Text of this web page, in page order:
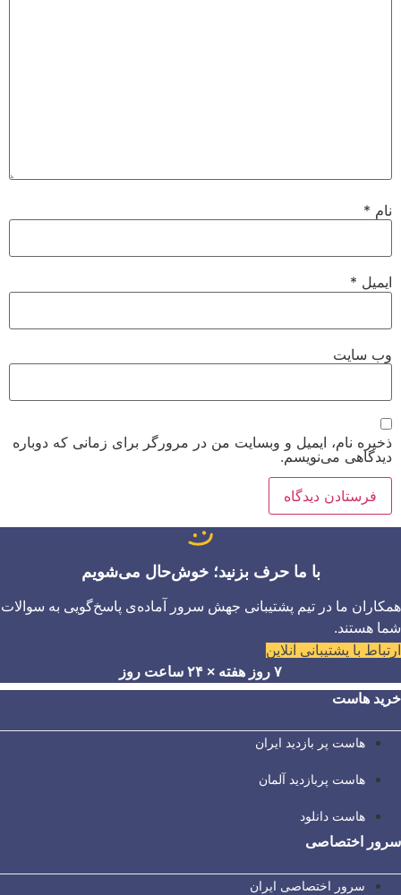
نام *
ایمیل *
وب‌ سایت
ذخیره نام، ایمیل و وبسایت من در مرورگر برای زمانی که دوباره
دیدگاهی می‌نویسم.
با ما حرف بزنید؛ خوش‌حال می‌شویم
همکاران ما در تیم پشتیبانی جهش سرور آماده‌ی پاسخ‌گویی به سوالات
شما هستند.
ارتباط با پشتیبانی آنلاین
۷ روز هفته × ۲۴ ساعت روز
خرید هاست
هاست پر بازدید ایران
هاست پربازدید آلمان
هاست دانلود
سرور اختصاصی
سرور اختصاصی ایران